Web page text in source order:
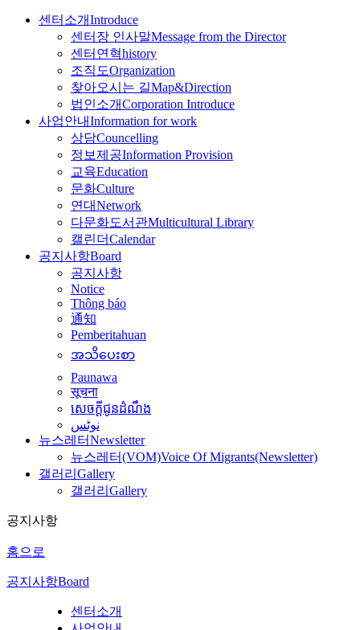
센터소개Introduce
센터장 인사말Message from the Director
센터연혁history
조직도Organization
찾아오시는 길Map&Direction
법인소개Corporation Introduce
사업안내Information for work
상담Councelling
정보제공Information Provision
교육Education
문화Culture
연대Network
다문화도서관Multicultural Library
캘린더Calendar
공지사항Board
공지사항
Notice
Thông báo
通知
Pemberitahuan
အသိပေးစာ
Paunawa
सूचना
សេចក្តីជូនដំណឹង
نوٹس
뉴스레터Newsletter
뉴스레터(VOM)Voice Of Migrants(Newsletter)
갤러리 Gallery
갤러리 Gallery
공지사항
홈으로
공지사항Board
센터소개